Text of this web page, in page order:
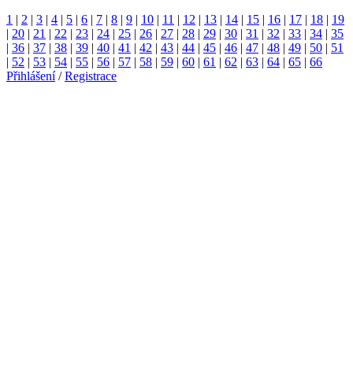
1 | 2 | 3 | 4 | 5 | 6 | 7 | 8 | 9 | 10 | 11 | 12 | 13 | 14 | 15 | 16 | 17 | 18 | 19
| 20 | 21 | 22 | 23 | 24 | 25 | 26 | 27 | 28 | 29 | 30 | 31 | 32 | 33 | 34 | 35
| 36 | 37 | 38 | 39 | 40 | 41 | 42 | 43 | 44 | 45 | 46 | 47 | 48 | 49 | 50 | 51
| 52 | 53 | 54 | 55 | 56 | 57 | 58 | 59 | 60 | 61 | 62 | 63 | 64 | 65 | 66
Přihlášení/Registrace